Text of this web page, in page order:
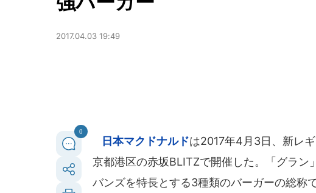
2017.04.03 19:49
0
日本マクドナルドは2017年4月3日、新レ
京都港区の赤坂BLITZで開催した。「グラン
バンズを特長とする3種類のバーガーの総称